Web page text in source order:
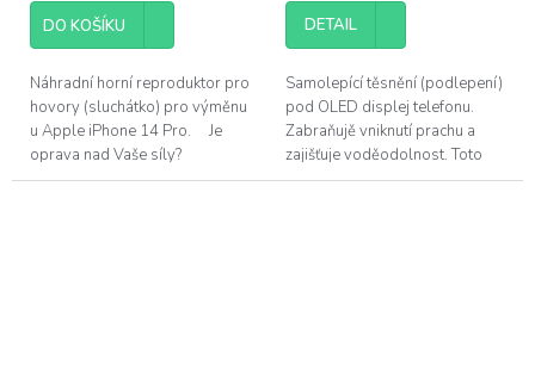
DO KOŠÍKU
Náhradní horní reproduktor pro
hovory (sluchátko) pro výměnu
u Apple iPhone 14 Pro. Je
oprava nad Vaše síly?
Pomůžeme!Navštivte náš servis
DETAIL
Samolepící těsnění (podlepení)
pod OLED displej telefonu.
Zabraňujě vniknutí prachu a
zajišťuje voděodolnost. Toto
adhesivum je vhodné vyměnit